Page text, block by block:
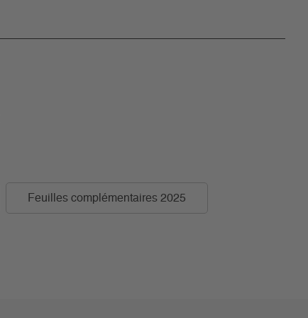
Feuilles complémentaires 2025